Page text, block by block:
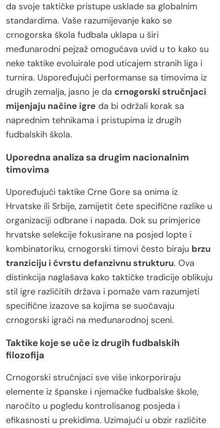
da svoje taktičke pristupe usklade sa globalnim
standardima. Vaše razumijevanje kako se
crnogorska škola fudbala uklapa u širi
međunarodni pejzaž omogućava uvid u to kako su
neke taktike evoluirale pod uticajem stranih liga i
turnira. Uspoređujući performanse sa timovima iz
drugih zemalja, jasno je da crnogorski stručnjaci
mijenjaju načine igre da bi održali korak sa
naprednim tehnikama i pristupima iz drugih
fudbalskih škola.
Uporedna analiza sa drugim nacionalnim
timovima
Upoređujući taktike Crne Gore sa onima iz
Hrvatske ili Srbije, zamijetit ćete specifične razlike u
organizaciji odbrane i napada. Dok su primjerice
hrvatske selekcije fokusirane na posjed lopte i
kombinatoriku, crnogorski timovi često biraju brzu
tranziciju i čvrstu defanzivnu strukturu. Ova
distinkcija naglašava kako taktičke tradicije oblikuju
stil igre različitih država i pomaže vam razumjeti
specifične izazove sa kojima se suočavaju
crnogorski igrači na međunarodnoj sceni.
Taktike koje se uče iz drugih fudbalskih
filozofija
Crnogorski stručnjaci sve više inkorporiraju
elemente iz španske i njemačke fudbalske škole,
naročito u pogledu kontrolisanog posjeda i
efikasnosti u prekidima. Uzimajući u obzir različite